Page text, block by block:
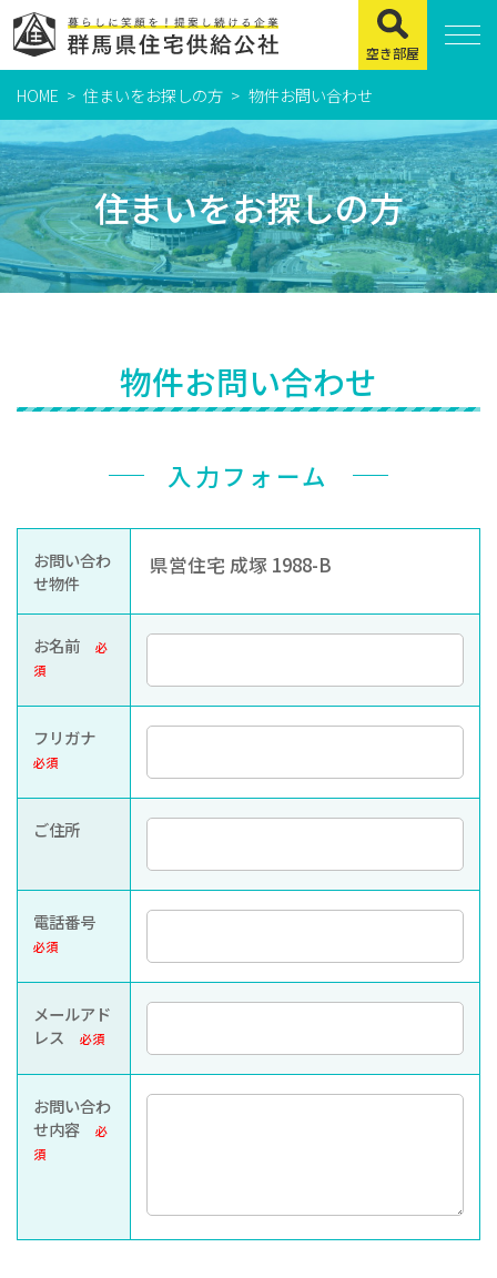
住まいをお探しの方
県営住宅
公社賃貸住宅
緊急通報システムについて
市営・町営住宅
賃貸店舗・事務所
ぐんま住まいの
相談センター
現在お住まい
の方へ
公社に
ついて
採用
入札
空き部屋
HOME 住まいをお探しの方 物件お問い合わせ
住まいをお探しの方
物件お問い合わせ
入力フォーム
お問い合わ
せ物件
県営住宅 成塚 1988-B
お名前必
須
フリガナ
必須
ご住所
電話番号
必須
メールアド
レス必須
お問い合わ
せ内容必
須